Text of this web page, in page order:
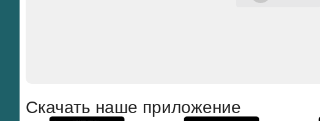
Скачать наше приложение